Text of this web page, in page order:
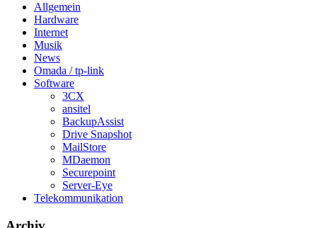
Allgemein
Hardware
Internet
Musik
News
Omada / tp-link
Software
3CX
ansitel
BackupAssist
Drive Snapshot
MailStore
MDaemon
Securepoint
Server-Eye
Telekommunikation